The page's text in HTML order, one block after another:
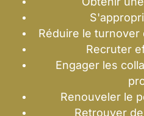
Réduire le
Recruter
Engager les
Renouveler le
Retrouver